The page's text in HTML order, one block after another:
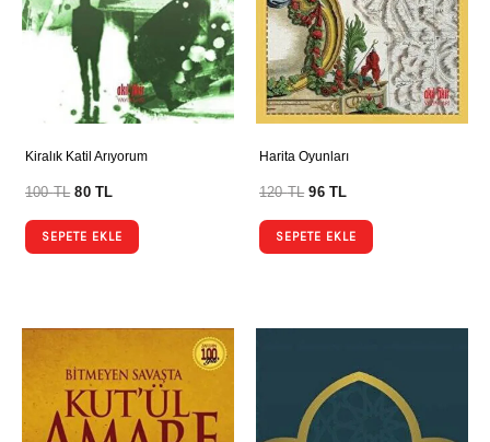
Kiralık Katil Arıyorum
100TL 80TL
SEPETE EKLE
Harita Oyunları
120TL 96TL
SEPETE EKLE